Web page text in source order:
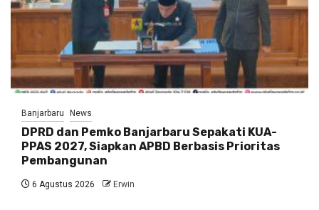
Banjarbaru News
DPRD dan Pemko Banjarbaru Sepakati KUA-
PPAS 2027, Siapkan APBD Berbasis Prioritas
Pembangunan
6 Agustus 2026 Erwin